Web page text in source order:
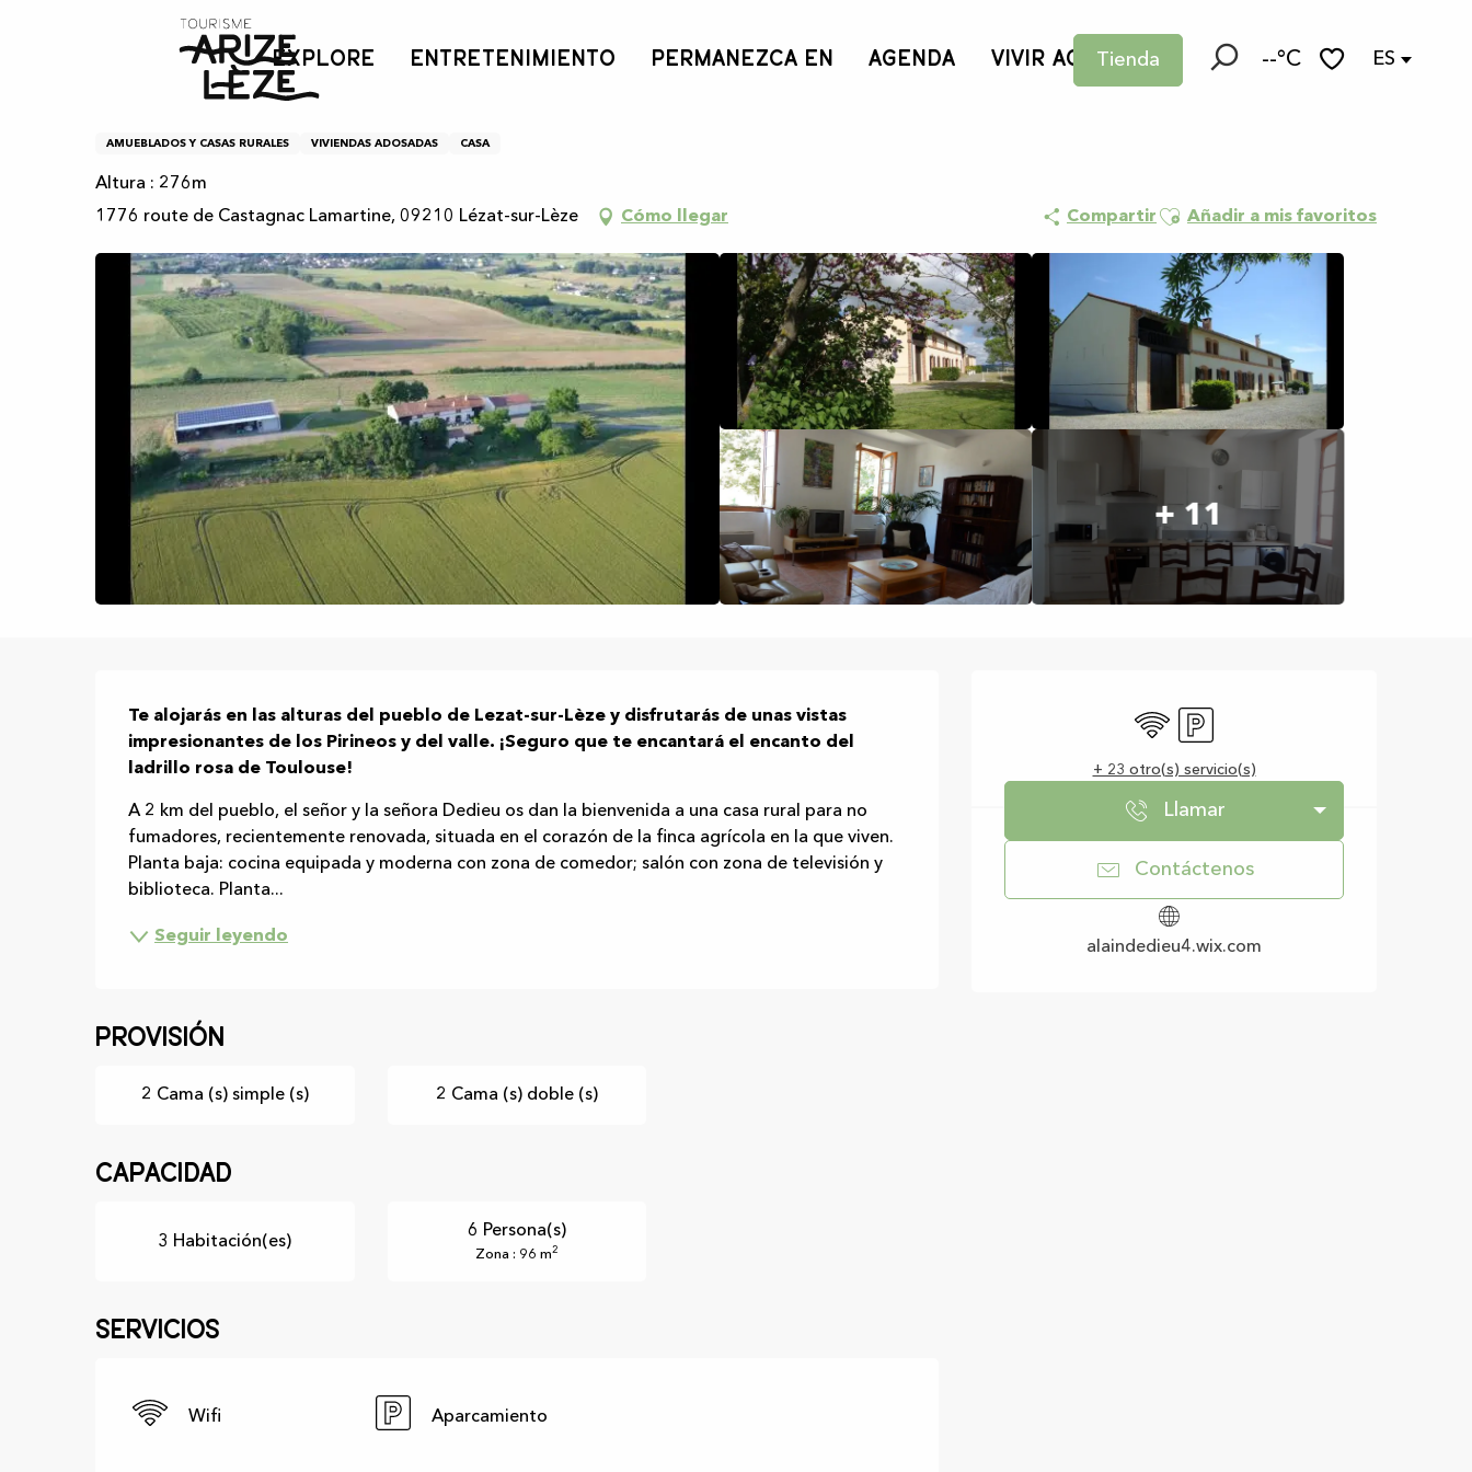
Tienda --°C ES
EXPLORE ENTRETENIMIENTO PERMANEZCA EN AGENDA VIVIR AQUÍ
Casa rural de Lamartine
Casa rural de Lamartine
AMUEBLADOS Y CASAS RURALES VIVIENDAS ADOSADAS CASA
Altura : 276m
1776 route de Castagnac Lamartine, 09210 Lézat-sur-Lèze
Cómo llegar Compartir Ajouter aux favoris
Añadir a mis favoritos
+ 11
Horarios y datos
Wifi Aparcamiento
+ 23 otro(s) servicio(s)
Llamar
Contáctenos
alaindedieu4.wix.com
Descripción
Te alojarás en las alturas del pueblo de Lezat-sur-Lèze y disfrutarás de unas vistas
impresionantes de los Pirineos y del valle. ¡Seguro que te encantará el encanto del
ladrillo rosa de Toulouse!
A 2 km del pueblo, el señor y la señora Dedieu os dan la bienvenida a una casa rural para no
fumadores, recientemente renovada, situada en el corazón de la finca agrícola en la que viven.
Planta baja: cocina equipada y moderna con zona de comedor; salón con zona de televisión y
biblioteca. Planta...
Seguir leyendo
Provisión
2 Cama (s) simple (s) 2 Cama (s) doble (s)
Capacidad
3 Habitación(es)
6 Persona(s)
Zona : 96 m2
Servicios
Wifi Aparcamiento